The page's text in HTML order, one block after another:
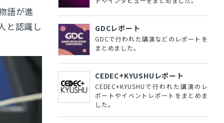
語が進
と認識し
GDCレポート
GDCで行われた講演などのレポートを
まとめました。
CEDEC+KYUSHUレポート
CEDEC+KYUSHUで行われた講演のレ
ポートやイベントレポートをまとめま
した。